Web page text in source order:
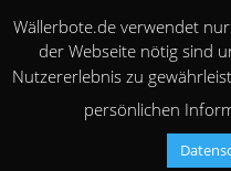
Wällerbote.de verwendet
der Webseite nötig sind
Nutzererlebnis zu
persönlichen